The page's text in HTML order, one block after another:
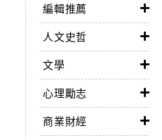
編輯推薦
人文史哲
文學
心理勵志
商業財經